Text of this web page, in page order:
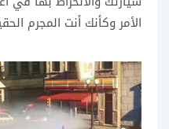
الأمر وكأنك أنت المجرم